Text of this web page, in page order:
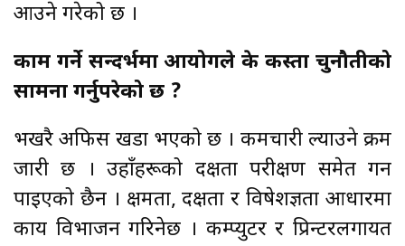
आउने गरेको छ ।
काम गर्ने सन्दर्भमा आयोगले के कस्ता चुनौतीको
सामना गर्नुपरेको छ ?
भर्खरै अफिस खडा भएको छ । कर्मचारी ल्याउने क्रम
जारी छ । उहाँहरूको दक्षता परीक्षण समेत गर्न
पाइएको छैन । क्षमता, दक्षता र विषेशज्ञता आधारमा
कार्य विभाजन गरिनेछ । कम्प्युटर र प्रिन्टरलगायत